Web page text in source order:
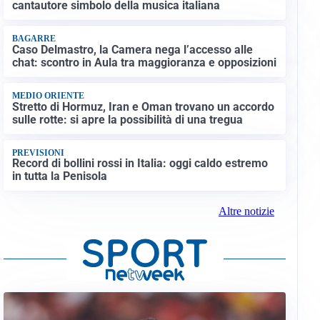
cantautore simbolo della musica italiana
BAGARRE
Caso Delmastro, la Camera nega l’accesso alle
chat: scontro in Aula tra maggioranza e opposizioni
MEDIO ORIENTE
Stretto di Hormuz, Iran e Oman trovano un accordo
sulle rotte: si apre la possibilità di una tregua
PREVISIONI
Record di bollini rossi in Italia: oggi caldo estremo
in tutta la Penisola
Altre notizie